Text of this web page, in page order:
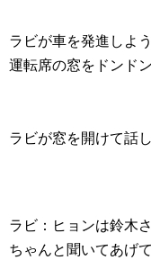
ラビが車を発進しよ
運転席の窓をドンド
ラビが窓を開けて話し
ラビ：ヒョンは鈴木
ちゃんと聞いてあげ